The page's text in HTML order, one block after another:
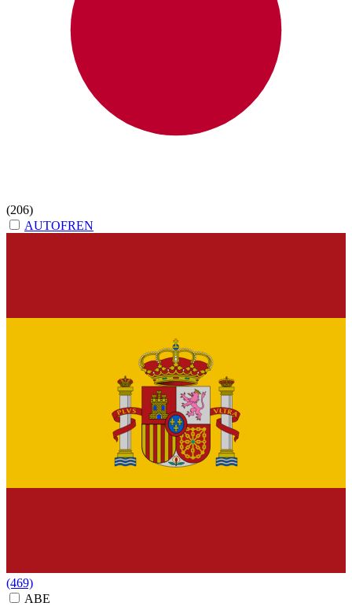
(206)
AUTOFREN
(469)
ABE